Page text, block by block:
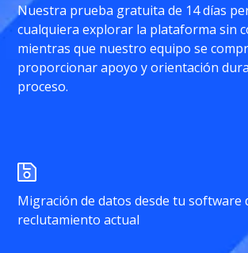
Nuestra prueba gratuita de 14 días
cualquiera explorar la plataforma sin
mientras que nuestro equipo se
proporcionar apoyo y orientación
proceso.
Migración de datos desde tu software
reclutamiento actual